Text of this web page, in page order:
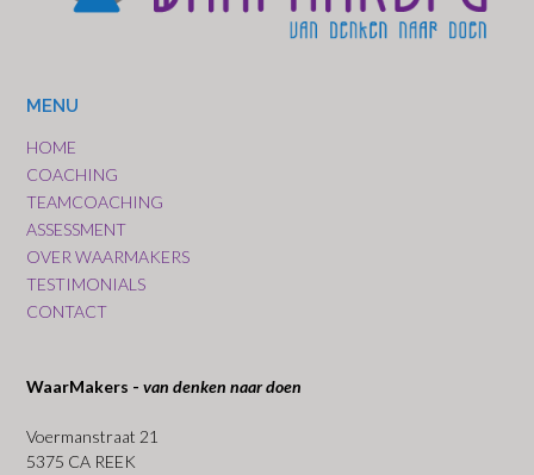
MENU
HOME
COACHING
TEAMCOACHING
ASSESSMENT
OVER WAARMAKERS
TESTIMONIALS
CONTACT
WaarMakers - van denken naar doen
Voermanstraat 21
5375 CA REEK